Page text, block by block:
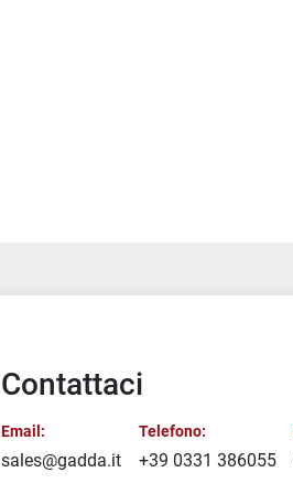
Contattaci
Email:
sales@gadda.it
Telefono:
+39 0331 386055